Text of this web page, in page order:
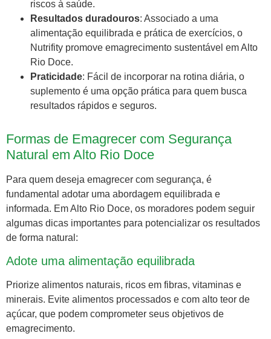
riscos à saúde.
Resultados duradouros: Associado a uma
alimentação equilibrada e prática de exercícios, o
Nutrifity promove emagrecimento sustentável em Alto
Rio Doce.
Praticidade: Fácil de incorporar na rotina diária, o
suplemento é uma opção prática para quem busca
resultados rápidos e seguros.
Formas de Emagrecer com Segurança
Natural em Alto Rio Doce
Para quem deseja emagrecer com segurança, é
fundamental adotar uma abordagem equilibrada e
informada. Em Alto Rio Doce, os moradores podem seguir
algumas dicas importantes para potencializar os resultados
de forma natural:
Adote uma alimentação equilibrada
Priorize alimentos naturais, ricos em fibras, vitaminas e
minerais. Evite alimentos processados e com alto teor de
açúcar, que podem comprometer seus objetivos de
emagrecimento.